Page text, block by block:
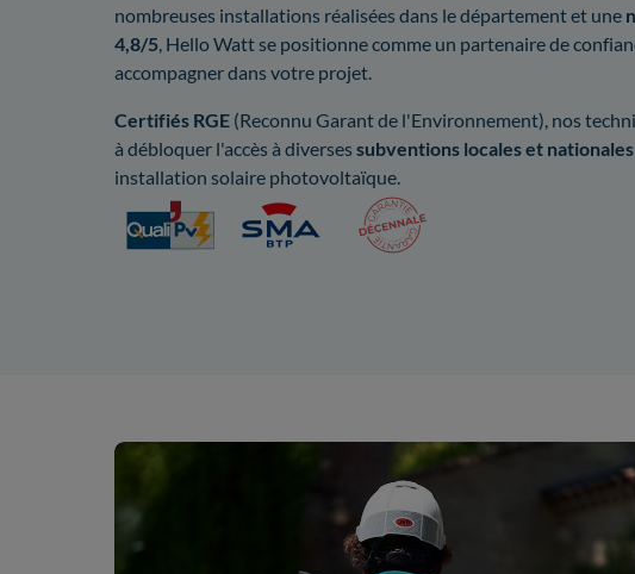
nombreuses installations réalisées dans le département et une
4,8/5, Hello Watt se positionne comme un partenaire de
accompagner dans votre projet.
Certifiés RGE (Reconnu Garant de l'Environnement), nos
à débloquer l'accès à diverses subventions locales et nationales
installation solaire photovoltaïque.